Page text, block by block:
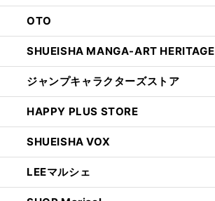
OTO
SHUEISHA MANGA-ART HERITAGE
ジャンプキャラクターズストア
HAPPY PLUS STORE
SHUEISHA VOX
LEEマルシェ